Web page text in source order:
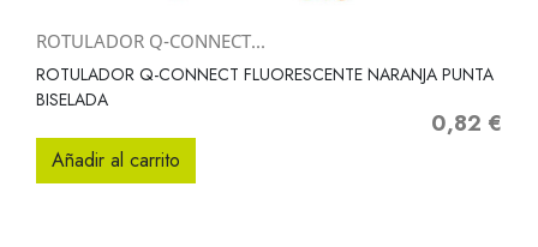
ROTULADOR Q-CONNECT...
ROTULADOR Q-CONNECT FLUORESCENTE NARANJA PUNTA
BISELADA
Precio
0,82 €
Añadir al carrito